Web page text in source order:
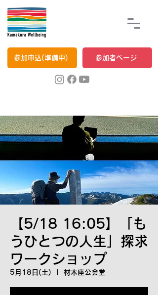
参加申込(準備中) 参加者ページ
【5/18 16:05】「も
うひとつの人生」探求
ワークショップ
5月18日(土) 材木座公会堂